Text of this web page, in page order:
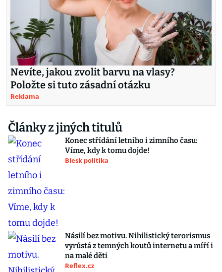
Nevíte, jakou zvolit barvu na vlasy?
Položte si tuto zásadní otázku
Reklama
Články z jiných titulů
Konec střídání letního i zimního času:
Víme, kdy k tomu dojde!
Blesk politika
Násilí bez motivu. Nihilistický terorismus
vyrůstá z temných koutů internetu a míří i
na malé děti
Reflex.cz